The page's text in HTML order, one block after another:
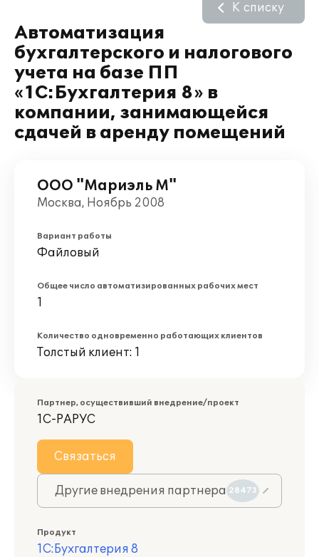
Автоматизация
бухгалтерского и налогового
учета на базе ПП
«1С:Бухгалтерия 8» в
компании, занимающейся
сдачей в аренду помещений
К списку
ООО "Мариэль М"
Москва, Ноябрь 2008
Вариант работы
Файловый
Общее число автоматизированных рабочих мест
1
Количество одновременно работающих клиентов
Толстый клиент: 1
Партнер, осуществивший внедрение/проект
1С-РАРУС
Связаться
Другие внедрения партнера 28473
Продукт
1С:Бухгалтерия 8